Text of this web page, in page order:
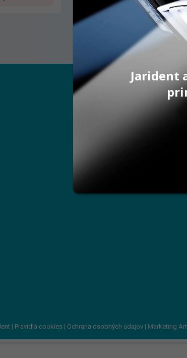
ZÁKAZNÍCKA
| Pravidlá cookies | Ochrana osobných údajov | Marketing Art
Jarident